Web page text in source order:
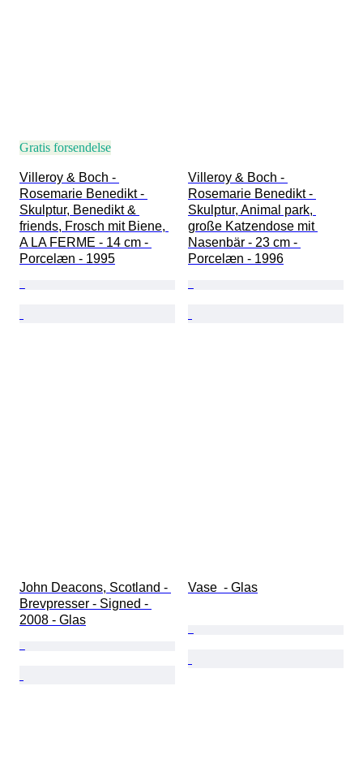
Gratis forsendelse
Villeroy & Boch -
Rosemarie Benedikt -
Skulptur, Benedikt &
friends, Frosch mit Biene,
A LA FERME - 14 cm -
Porcelæn - 1995
Villeroy & Boch -
Rosemarie Benedikt -
Skulptur, Animal park,
große Katzendose mit
Nasenbär - 23 cm -
Porcelæn - 1996
John Deacons, Scotland -
Brevpresser - Signed -
2008 - Glas
Vase  - Glas